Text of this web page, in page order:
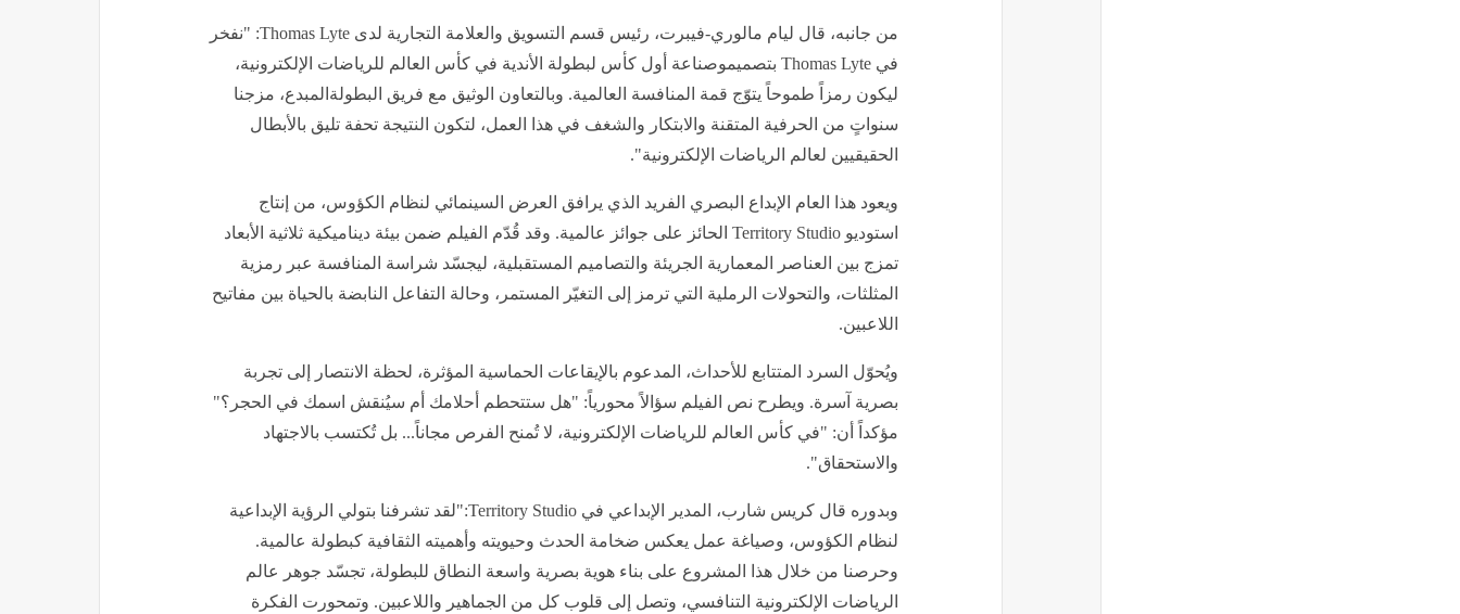
من جانبه، قال ليام مالوري-فيبرت، رئيس قسم التسويق والعلامة التجارية لدى Thomas Lyte: "نفخر
في Thomas Lyte بتصميموصناعة أول كأس لبطولة الأندية في كأس العالم للرياضات الإلكترونية،
ليكون رمزاً طموحاً يتوّج قمة المنافسة العالمية. وبالتعاون الوثيق مع فريق البطولةالمبدع، مزجنا
سنواتٍ من الحرفية المتقنة والابتكار والشغف في هذا العمل، لتكون النتيجة تحفة تليق بالأبطال
الحقيقيين لعالم الرياضات الإلكترونية".
ويعود هذا العام الإبداع البصري الفريد الذي يرافق العرض السينمائي لنظام الكؤوس، من إنتاج
استوديو Territory Studio الحائز على جوائز عالمية. وقد قُدّم الفيلم ضمن بيئة ديناميكية ثلاثية الأبعاد
تمزج بين العناصر المعمارية الجريئة والتصاميم المستقبلية، ليجسّد شراسة المنافسة عبر رمزية
المثلثات، والتحولات الرملية التي ترمز إلى التغيّر المستمر، وحالة التفاعل النابضة بالحياة بين مفاتيح
اللاعبين.
ويُحوّل السرد المتتابع للأحداث، المدعوم بالإيقاعات الحماسية المؤثرة، لحظة الانتصار إلى تجربة
بصرية آسرة. ويطرح نص الفيلم سؤالاً محورياً: "هل ستتحطم أحلامك أم سيُنقش اسمك في الحجر؟"
مؤكداً أن: "في كأس العالم للرياضات الإلكترونية، لا تُمنح الفرص مجاناً... بل تُكتسب بالاجتهاد
والاستحقاق".
وبدوره قال كريس شارب، المدير الإبداعي في Territory Studio:"لقد تشرفنا بتولي الرؤية الإبداعية
لنظام الكؤوس، وصياغة عمل يعكس ضخامة الحدث وحيويته وأهميته الثقافية كبطولة عالمية.
وحرصنا من خلال هذا المشروع على بناء هوية بصرية واسعة النطاق للبطولة، تجسّد جوهر عالم
الرياضات الإلكترونية التنافسي، وتصل إلى قلوب كل من الجماهير واللاعبين. وتمحورت الفكرة